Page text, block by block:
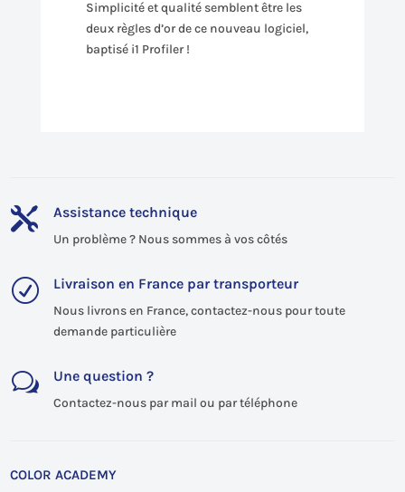
Simplicité et qualité semblent être les
deux règles d’or de ce nouveau logiciel,
baptisé i1 Profiler !
 Assistance technique
Un problème ? Nous sommes à vos côtés
R Livraison en France par transporteur
Nous livrons en France, contactez-nous pour toute
demande particulière
w Une question ?
Contactez-nous par mail ou par téléphone
COLOR ACADEMY